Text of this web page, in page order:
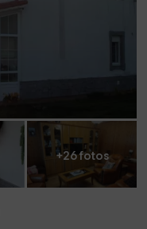
+26 fotos